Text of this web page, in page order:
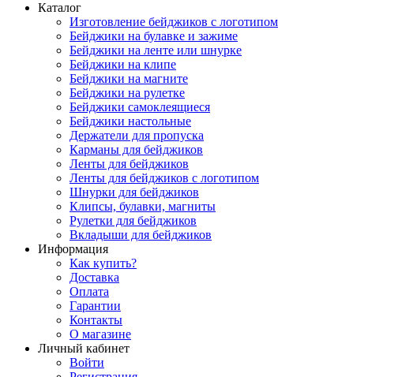
Каталог
Изготовление бейджиков с логотипом
Бейджики на булавке и зажиме
Бейджики на ленте или шнурке
Бейджики на клипе
Бейджики на магните
Бейджики на рулетке
Бейджики самоклеящиеся
Бейджики настольные
Держатели для пропуска
Карманы для бейджиков
Ленты для бейджиков
Ленты для бейджиков с логотипом
Шнурки для бейджиков
Клипсы, булавки, магниты
Рулетки для бейджиков
Вкладыши для бейджиков
Информация
Как купить?
Доставка
Оплата
Гарантии
Контакты
О магазине
Личный кабинет
Войти